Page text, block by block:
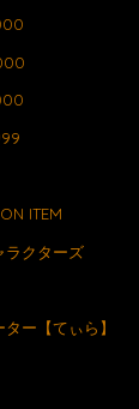
ITEM
ラクターズ
ー【てぃら】